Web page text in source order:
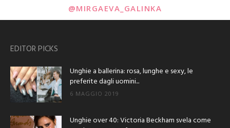
@MIRGAEVA_GALINKA
EDITOR PICKS
Unghie a ballerina: rosa, lunghe e sexy, le
preferite dagli uomini...
6 MAGGIO 2019
Unghie over 40: Victoria Beckham svela come